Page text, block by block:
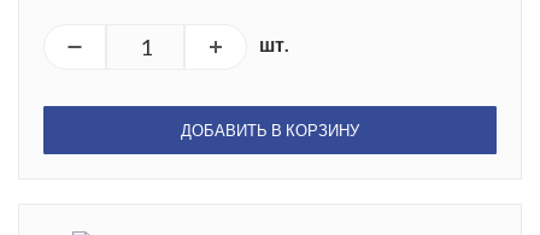
шт.
ДОБАВИТЬ В КОРЗИНУ